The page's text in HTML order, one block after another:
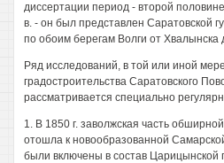
диссертации период - второй
в. - он был представлен Саратовской
по обоим берегам Волги от
Ряд исследований, в той или иной
градостроительства Саратовского
рассматривается специально
1. В 1850 г. заволжская часть
отошла к новообразованной
были включены в состав Царицынской